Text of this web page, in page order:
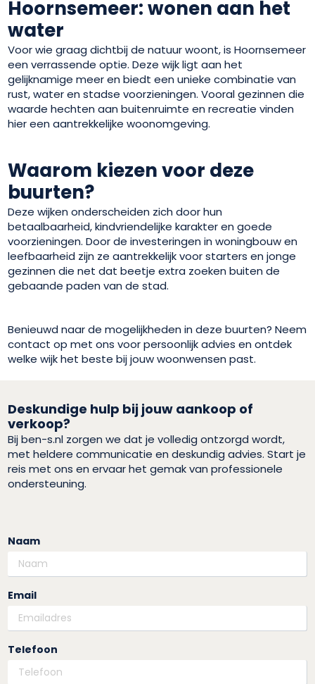
Hoornsemeer: wonen aan het
water
Voor wie graag dichtbij de natuur woont, is Hoornsemeer
een verrassende optie. Deze wijk ligt aan het
gelijknamige meer en biedt een unieke combinatie van
rust, water en stadse voorzieningen. Vooral gezinnen die
waarde hechten aan buitenruimte en recreatie vinden
hier een aantrekkelijke woonomgeving.
Waarom kiezen voor deze
buurten?
Deze wijken onderscheiden zich door hun
betaalbaarheid, kindvriendelijke karakter en goede
voorzieningen. Door de investeringen in woningbouw en
leefbaarheid zijn ze aantrekkelijk voor starters en jonge
gezinnen die net dat beetje extra zoeken buiten de
gebaande paden van de stad.
Benieuwd naar de mogelijkheden in deze buurten? Neem
contact op met ons voor persoonlijk advies en ontdek
welke wijk het beste bij jouw woonwensen past.
Deskundige hulp bij jouw aankoop of
verkoop?
Bij ben-s.nl zorgen we dat je volledig ontzorgd wordt,
met heldere communicatie en deskundig advies. Start je
reis met ons en ervaar het gemak van professionele
ondersteuning.
Naam
Email
Telefoon